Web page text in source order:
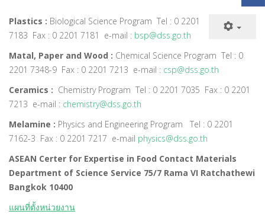
Plastics : Biological Science Program Tel : 0 2201
7183 Fax : 0 2201 7181 e-mail : bsp@dss.go.th
Matal, Paper and Wood : Chemical Science Program Tel : 0
2201 7348-9 Fax : 0 2201 7213 e-mail : csp@dss.go.th
Ceramics : Chemistry Program Tel : 0 2201 7035 Fax : 0 2201
7213 e-mail : chemistry@dss.go.th
Melamine : Physics and Engineering Program Tel : 0 2201
7162-3 Fax : 0 2201 7217 e-mail physics@dss.go.th
ASEAN Certer for Expertise in Food Contact Materials
Department of Science Service 75/7 Rama VI Ratchathewi
Bangkok 10400
แผนที่ตั้งหน่วยงาน